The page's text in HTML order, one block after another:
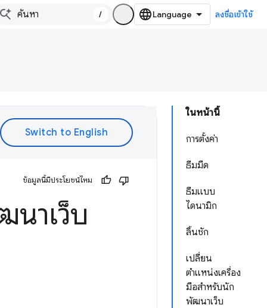
/ ลงชื่อเข้าใช้
ในหน้านี้
การตั้งค่า
ธีมมืด
ธีมแบบ
ไดนามิก
ลิ้นชัก
เปลี่ยน
ตำแหน่งเครื่อง
มือสำหรับนัก
พัฒนาเว็บ
ข้อมูลนี้มีประโยชน์ไหม
าเว็บ